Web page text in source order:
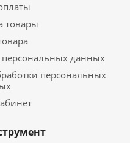
товары
персональных данных
персональных